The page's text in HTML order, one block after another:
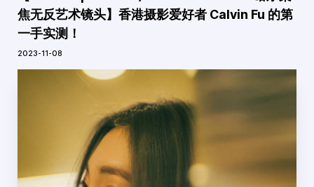
焦无反艺术镜头】香港摄影爱好者 Calvin Fu 的第
一手实测！
2023-11-08